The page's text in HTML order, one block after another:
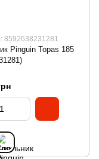
8592638231281
Pinguin Topas 185